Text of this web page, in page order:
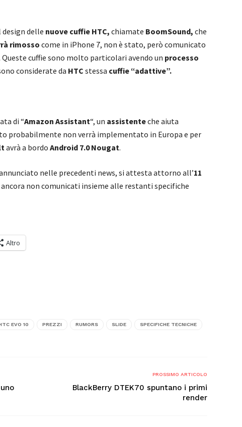
delle nuove cuffie HTC, chiamate BoomSound, che
rimossocome in iPhone 7, non è stato, però comunicato
cuffie sono molto particolari avendo un processo
considerate da HTC stessa cuffie “adattive”.
di “Amazon Assistant“, un assistenteche aiuta
probabilmente non verrà implementato in Europa e per
avrà a bordo Android 7.0 Nougat.
nelle precedenti news, si attesta attorno all’11
non comunicati insieme alle restanti specifiche
Altro
EVO 10 PREZZI RUMORS SLIDE SPECIFICHE TECNICHE
PROSSIMO ARTICOLO
BlackBerry DTEK70 spuntano i primi
render